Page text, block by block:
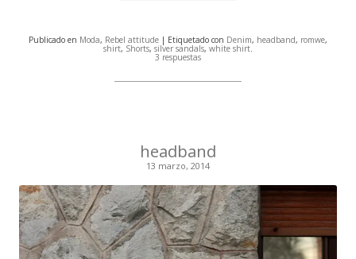
Publicado en Moda, Rebel attitude | Etiquetado con Denim, headband, romwe,
shirt, Shorts, silver sandals, white shirt
3 respuestas
headband
13 marzo, 2014